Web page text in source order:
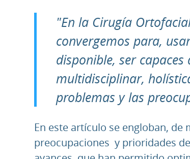
"En la Cirugía
convergemos para,
disponible, ser
multidisciplinar,
problemas y las
En este artículo se engloban,
preocupaciones y prioridades